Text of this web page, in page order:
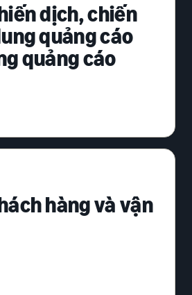
dịch, chiến
quảng cáo
quảng cáo
hàng và vận